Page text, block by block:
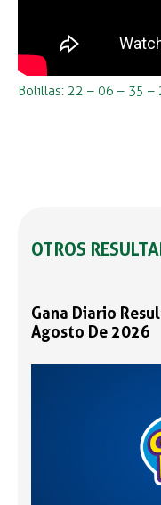
Bolillas: 22 – 06 – 35 –
OTROS
Gana Diario
Agosto De 2026